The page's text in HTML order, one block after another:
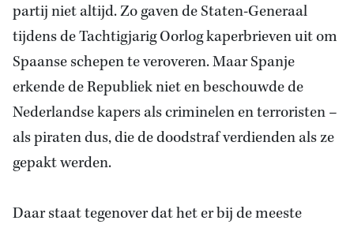
partij niet altijd. Zo gaven de Staten-Generaal
tijdens de Tachtigjarig Oorlog kaperbrieven uit om
Spaanse schepen te veroveren. Maar Spanje
erkende de Republiek niet en beschouwde de
Nederlandse kapers als criminelen en terroristen –
als piraten dus, die de doodstraf verdienden als ze
gepakt werden.
Daar staat tegenover dat het er bij de meeste